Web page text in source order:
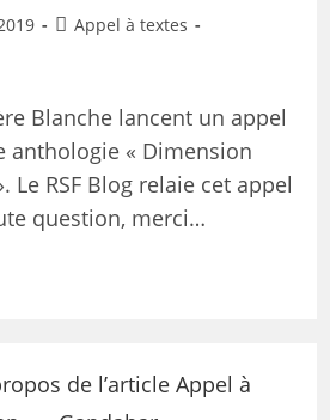
Appel à textes
Blanche lancent un appel
anthologie « Dimension
Le RSF Blog relaie cet appel
question, merci…